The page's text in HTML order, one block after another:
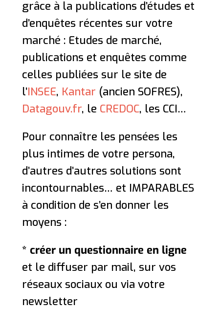
grâce à la publications d’études et
d’enquêtes récentes sur votre
marché : Etudes de marché,
publications et enquêtes comme
celles publiées sur le site de
l’INSEE, Kantar (ancien SOFRES),
Datagouv.fr, le CREDOC, les CCI…
Pour connaître les pensées les
plus intimes de votre persona,
d’autres d’autres solutions sont
incontournables… et IMPARABLES
à condition de s’en donner les
moyens :
* créer un questionnaire en ligne
et le diffuser par mail, sur vos
réseaux sociaux ou via votre
newsletter